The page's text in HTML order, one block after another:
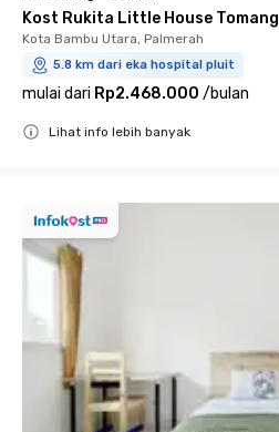
Kost Rukita Little House Tomang
Kota Bambu Utara, Palmerah
5.8 km dari eka hospital pluit
mulai dari Rp2.468.000 /bulan
Lihat info lebih banyak